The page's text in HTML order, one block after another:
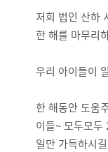
저희 법인 산하
한 해를 마무리
우리 아이들이
한 해동안 도움
이들~ 모두모두
일만 가득하시